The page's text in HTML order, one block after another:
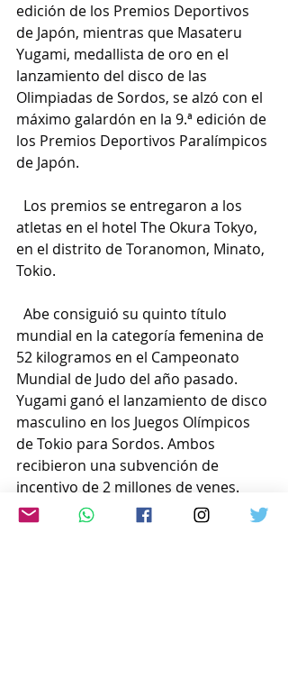
edición de los Premios Deportivos
de Japón, mientras que Masateru
Yugami, medallista de oro en el
lanzamiento del disco de las
Olimpiadas de Sordos, se alzó con el
máximo galardón en la 9.ª edición de
los Premios Deportivos Paralímpicos
de Japón.
Los premios se entregaron a los
atletas en el hotel The Okura Tokyo,
en el distrito de Toranomon, Minato,
Tokio.
Abe consiguió su quinto título
mundial en la categoría femenina de
52 kilogramos en el Campeonato
Mundial de Judo del año pasado.
Yugami ganó el lanzamiento de disco
masculino en los Juegos Olímpicos
de Tokio para Sordos. Ambos
recibieron una subvención de
incentivo de 2 millones de yenes.
También se entregaron